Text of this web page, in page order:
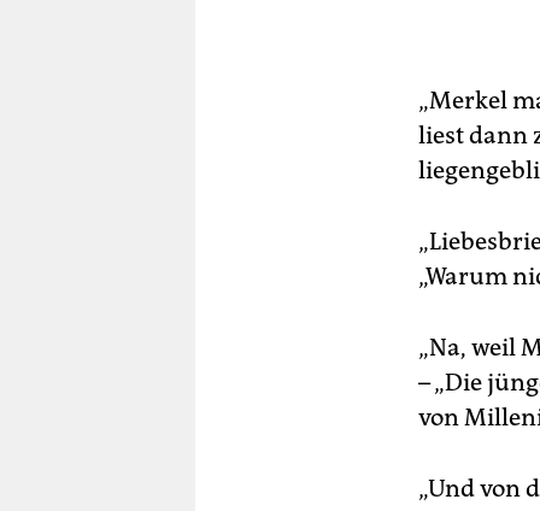
„Merkel
liest dann
„Warum
„Na, weil
– „Die
von
„Und von